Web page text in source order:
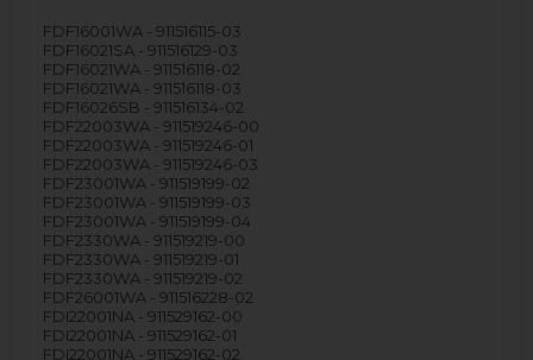
FDF16001WA - 911516115-03
FDF16021SA - 911516129-03
FDF16021WA - 911516118-02
FDF16021WA - 911516118-03
FDF16026SB - 911516134-02
FDF22003WA - 911519246-00
FDF22003WA - 911519246-01
FDF22003WA - 911519246-03
FDF23001WA - 911519199-02
FDF23001WA - 911519199-03
FDF23001WA - 911519199-04
FDF2330WA - 911519219-00
FDF2330WA - 911519219-01
FDF2330WA - 911519219-02
FDF26001WA - 911516228-02
FDI22001NA - 911529162-00
FDI22001NA - 911529162-01
FDI22001NA - 911529162-02